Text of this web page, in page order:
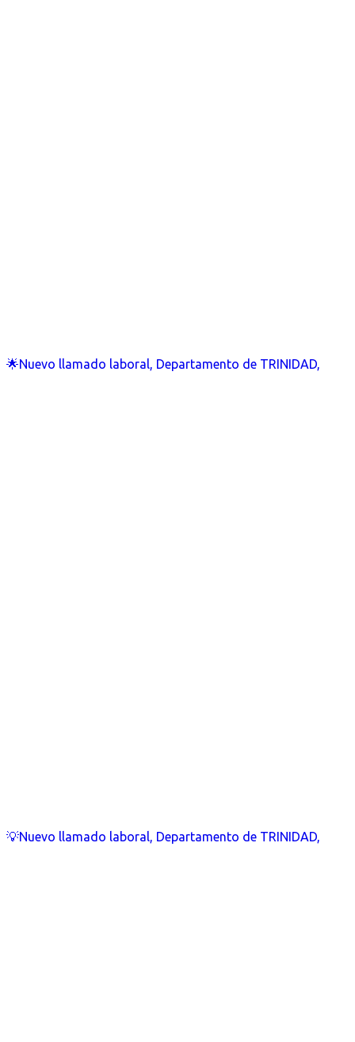
🌟Nuevo llamado laboral, Departamento de TRINIDAD,
💡Nuevo llamado laboral, Departamento de TRINIDAD,